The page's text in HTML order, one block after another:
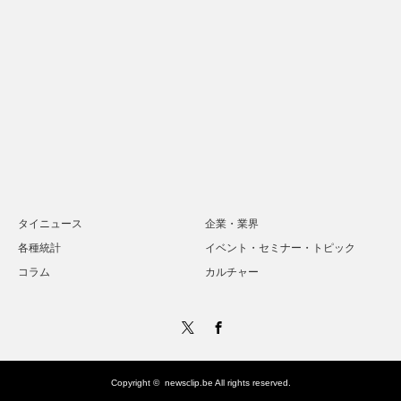
タイニュース
企業・業界
各種統計
イベント・セミナー・トピック
コラム
カルチャー
Copyright © newsclip.be All rights reserved.